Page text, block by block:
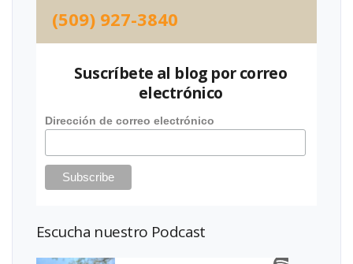
(509) 927-3840
Suscríbete al blog por correo
electrónico
Dirección de correo electrónico
Escucha nuestro Podcast